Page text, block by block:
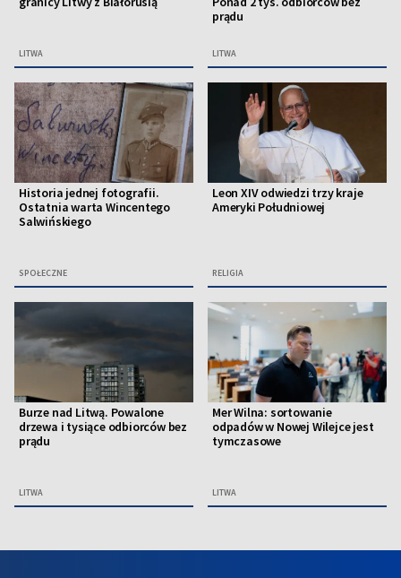
LITWA
prądu
LITWA
Historia jednej fotografii.
Ostatnia warta Wincentego
Salwińskiego
SPOŁECZNE
Leon XIV odwiedzi trzy kraje
Ameryki Południowej
RELIGIA
Burze nad Litwą. Powalone
drzewa i tysiące odbiorców bez
prądu
LITWA
Mer Wilna: sortowanie
odpadów w Nowej Wilejce jest
tymczasowe
LITWA